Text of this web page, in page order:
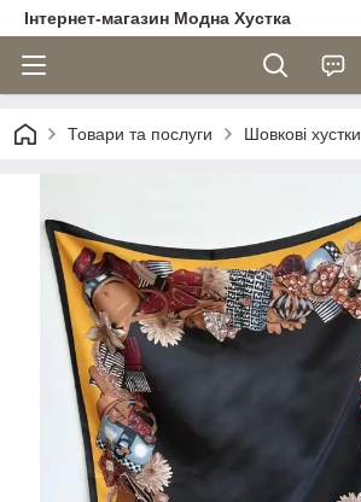
Інтернет-магазин Модна Хустка
Товари та послуги Шовкові хустки